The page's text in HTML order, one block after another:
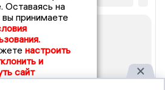
Оставаясь на
вы принимаете
настроить
и
сайт